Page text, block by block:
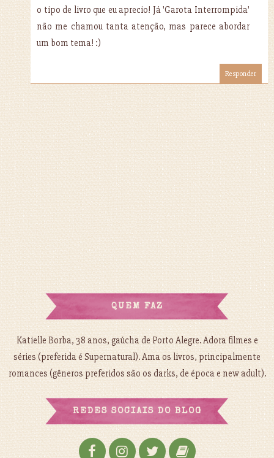
o tipo de livro que eu aprecio! Já 'Garota Interrompida'
não me chamou tanta atenção, mas parece abordar
um bom tema! :)
Responder
QUEM FAZ
Katielle Borba, 38 anos, gaúcha de Porto Alegre. Adora filmes e
séries (preferida é Supernatural). Ama os livros, principalmente
romances (gêneros preferidos são os darks, de época e new adult).
REDES SOCIAIS DO BLOG